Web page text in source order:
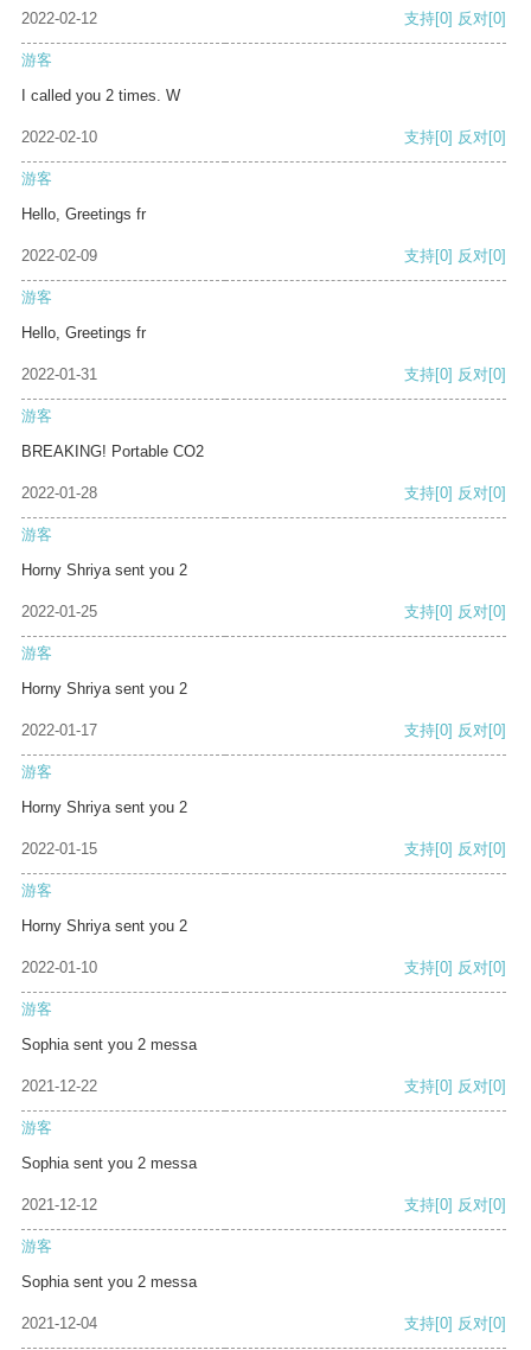
2022-02-12 支持[0] 反对[0]
游客
I called you 2 times. W
2022-02-10 支持[0] 反对[0]
游客
Hello, Greetings fr
2022-02-09 支持[0] 反对[0]
游客
Hello, Greetings fr
2022-01-31 支持[0] 反对[0]
游客
BREAKING! Portable CO2
2022-01-28 支持[0] 反对[0]
游客
Horny Shriya sent you 2
2022-01-25 支持[0] 反对[0]
游客
Horny Shriya sent you 2
2022-01-17 支持[0] 反对[0]
游客
Horny Shriya sent you 2
2022-01-15 支持[0] 反对[0]
游客
Horny Shriya sent you 2
2022-01-10 支持[0] 反对[0]
游客
Sophia sent you 2 messa
2021-12-22 支持[0] 反对[0]
游客
Sophia sent you 2 messa
2021-12-12 支持[0] 反对[0]
游客
Sophia sent you 2 messa
2021-12-04 支持[0] 反对[0]